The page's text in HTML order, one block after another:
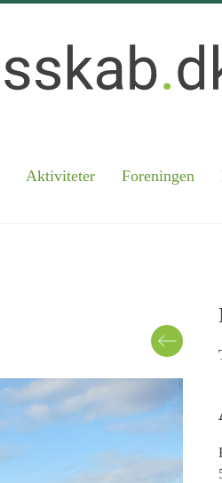
Aktiviteter Foreningen